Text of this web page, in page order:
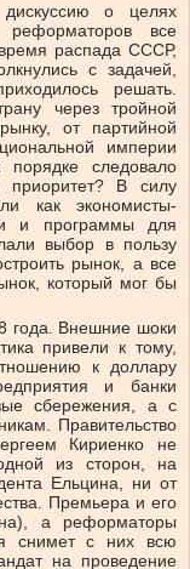
о целях
все
распада СССР,
с задачей,
решать.
через тройной
от партийной
империи
порядке следовало
приоритет? В силу
как экономисты-
и программы для
выбор в пользу
рынок, а все
который мог бы
года. Внешние шоки
привели к тому,
к доллару
и банки
сбережения, а с
Правительство
Кириенко не
из сторон, на
Ельцина, ни от
Премьера и его
а реформаторы
снимет с них всю
на проведение